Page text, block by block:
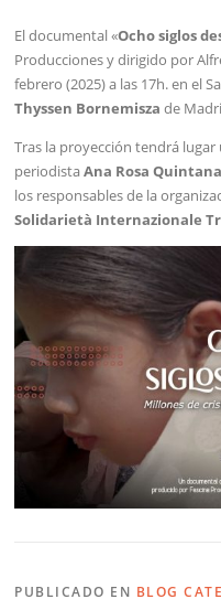
El documental «Ocho siglos
Producciones y dirigido por
febrero (2025) a las 17h. en el
Thyssen Bornemisza de
Tras la proyección tendrá
periodistaAna Rosa
los responsables de la
Solidarietà Internazionale
PUBLICADO EN BLOG